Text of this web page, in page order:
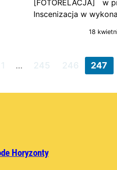
[FOTORELACJA] w
Inscenizacja w
18
1 … 245 246 247
Horyzonty